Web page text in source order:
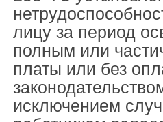
лицу за период
полным или
платы или без
исключением